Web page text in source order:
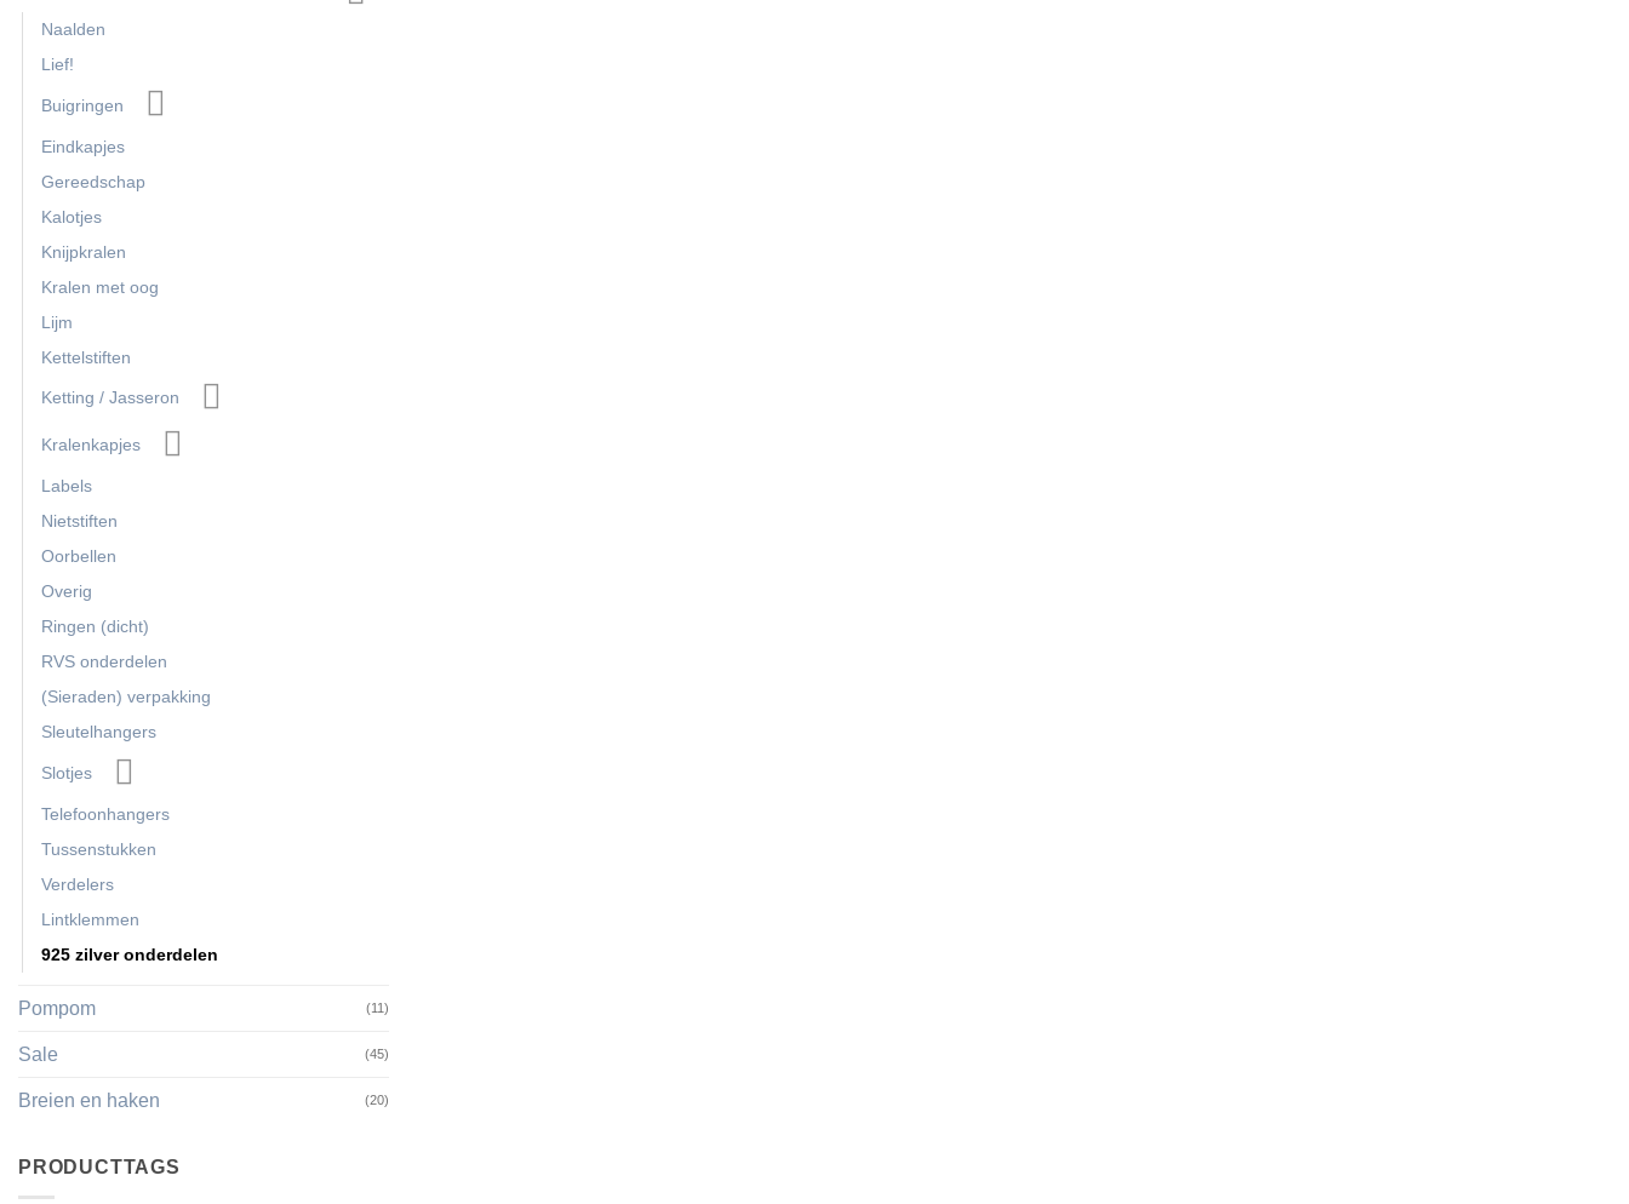
Naalden
Lief!
Buigringen
Eindkapjes
Gereedschap
Kalotjes
Knijpkralen
Kralen met oog
Lijm
Kettelstiften
Ketting / Jasseron
Kralenkapjes
Labels
Nietstiften
Oorbellen
Overig
Ringen (dicht)
RVS onderdelen
(Sieraden) verpakking
Sleutelhangers
Slotjes
Telefoonhangers
Tussenstukken
Verdelers
Lintklemmen
925 zilver onderdelen
Pompom (11)
Sale (45)
Breien en haken (20)
PRODUCTTAGS